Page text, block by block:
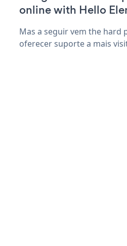
online with Hello
Mas a seguir vem the hard
oferecer suporte a mais